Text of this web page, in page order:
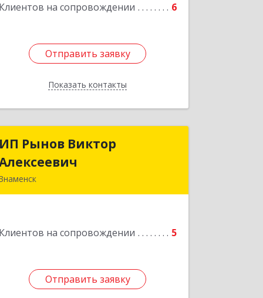
Клиентов на сопровождении 6
Отправить заявку
Показать контакты
Отправить заявку
Назад
ИП Рынов Виктор
Клиентов на сопровождении 5
Отправить заявку
ИП Рынов Виктор
Отправить заявку